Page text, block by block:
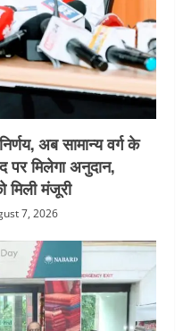
अब सामान्य वर्ग के
पर मिलेगा अनुदान,
मिली मंजूरी
7, 2026